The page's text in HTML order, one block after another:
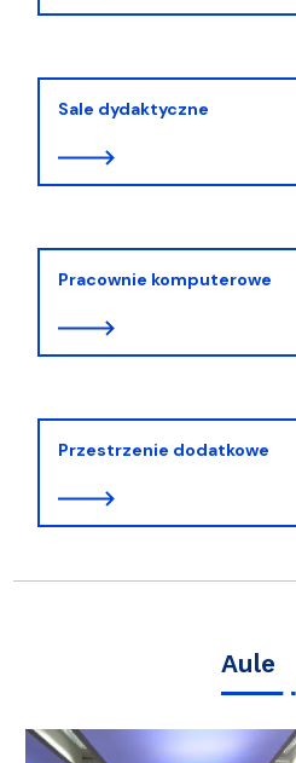
Sale dydaktyczne
Pracownie komputerowe
Przestrzenie dodatkowe
Aule